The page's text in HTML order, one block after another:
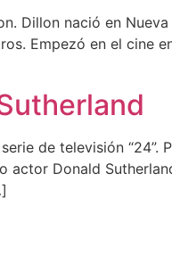
Dillon nació en
Empezó en el cine
de televisión
actor Donald